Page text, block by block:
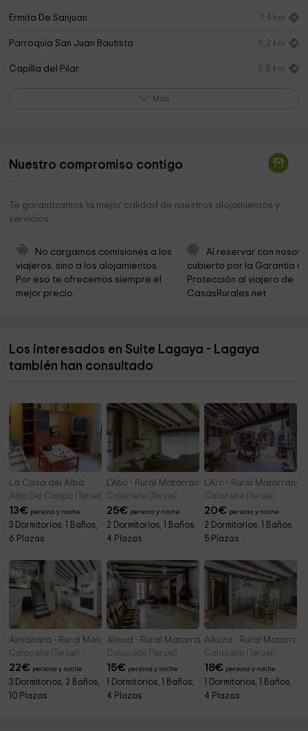
Ermita De Sanjuan 7,4 km
Parroquia San Juan Bautista 8,2 km
Capilla del Pilar 8,8 km
Ayuntamiento de La Freixneda
Ermita de Santa Madrona 9,6 km
Ayuntamiento De Arnés
Les Roques Natura
Ermita De Santa Rosa
Parada ruta via verde Cretas- Xerta 12,9 km
Ayuntamiento de Valljunquera 13,7 km
Más
Nuestro compromiso contigo
Te garantizamos la mejor calidad de nuestros alojamientos y
servicios
No cargamos comisiones a los
viajeros, sino a los alojamientos.
Por eso te ofrecemos siempre el
mejor precio.
Al reservar con
cubierto por la Garantía
Protección al viajero de
CasasRurales.net
Los interesados en Suite Lagaya - Lagaya
también han consultado
La Casa del Alba
Alba Del Campo (Teruel)
13€ persona y noche
3 Dormitorios, 1 Baños,
6 Plazas
L'Atic - Rural Matarranya
Calaceite (Teruel)
25€ persona y noche
2 Dormitorios, 1 Baños,
4 Plazas
L'Arc - Rural Matarranya
Calaceite (Teruel)
20€ persona y noche
2 Dormitorios, 1 Baños,
5 Plazas
Almanara - Rural Matarranya
Calaceite (Teruel)
22€ persona y noche
3 Dormitorios, 2 Baños,
10 Plazas
Almud - Rural Matarranya
Calaceite (Teruel)
15€ persona y noche
1 Dormitorios, 1 Baños,
4 Plazas
Alkuza - Rural
Calaceite (Teruel)
18€ persona y noche
1 Dormitorios, 1 Baños,
4 Plazas